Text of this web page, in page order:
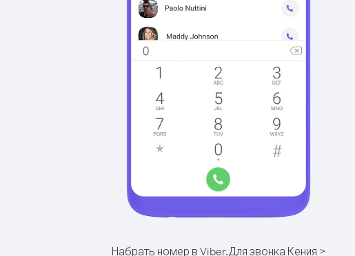
Набрать номер в Viber.Для звонка Кения >